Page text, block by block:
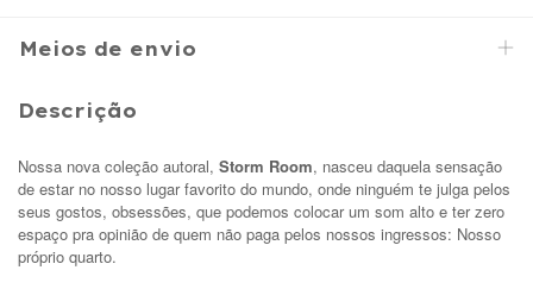
Meios de envio
Descrição
Nossa nova coleção autoral, Storm Room, nasceu daquela sensação
de estar no nosso lugar favorito do mundo, onde ninguém te julga pelos
seus gostos, obsessões, que podemos colocar um som alto e ter zero
espaço pra opinião de quem não paga pelos nossos ingressos: Nosso
próprio quarto.